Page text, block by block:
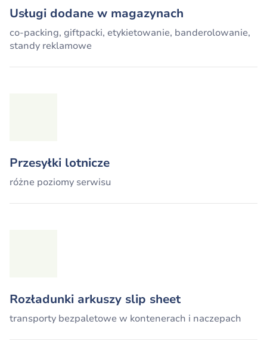
Usługi dodane w magazynach
co-packing, giftpacki, etykietowanie, banderolowanie,
standy reklamowe
Przesyłki lotnicze
różne poziomy serwisu
Rozładunki arkuszy slip sheet
transporty bezpaletowe w kontenerach i naczepach